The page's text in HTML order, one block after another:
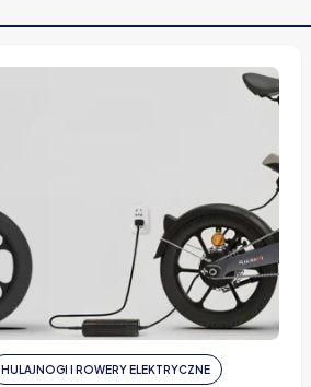
HULAJNOGI I ROWERY ELEKTRYCZNE